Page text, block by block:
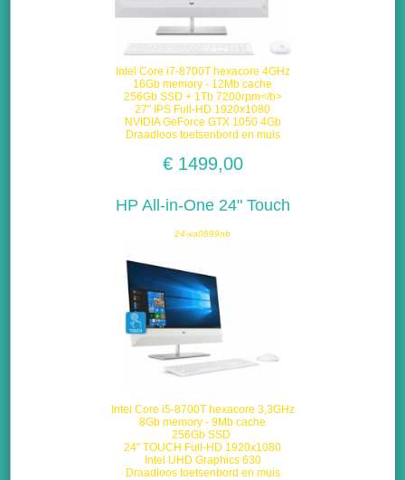
Intel Core i7-8700T hexacore 4GHz
16Gb memory - 12Mb cache
256Gb SSD + 1Tb 7200rpm</b>
27" IPS Full-HD 1920x1080
NVIDIA GeForce GTX 1050 4Gb
Draadloos toetsenbord en muis
€ 1499,00
HP All-in-One 24" Touch
24-xa0899nb
Intel Core i5-8700T hexacore 3,3GHz
8Gb memory - 9Mb cache
256Gb SSD
24" TOUCH Full-HD 1920x1080
Intel UHD Graphics 630
Draadloos toetsenbord en muis